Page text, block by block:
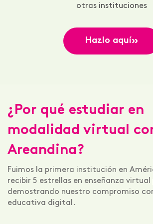
otras instituciones
Hazlo aquí»
¿Por qué estudiar en
modalidad virtual
Areandina?
Fuimos la primera institución en
recibir 5 estrellas en enseñanza virtual
demostrando nuestro compromiso
educativa digital.